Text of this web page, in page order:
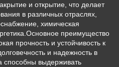
и открытие, что делает
в различных отраслях,
химическая
преимущество
прочность и устойчивость к
и надежность в
способны выдерживать